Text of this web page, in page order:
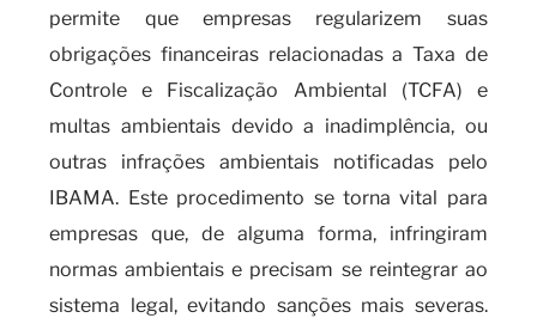
permite que empresas regularizem suas
obrigações financeiras relacionadas a Taxa de
Controle e Fiscalização Ambiental (TCFA) e
multas ambientais devido a inadimplência, ou
outras infrações ambientais notificadas pelo
IBAMA. Este procedimento se torna vital para
empresas que, de alguma forma, infringiram
normas ambientais e precisam se reintegrar ao
sistema legal, evitando sanções mais severas.